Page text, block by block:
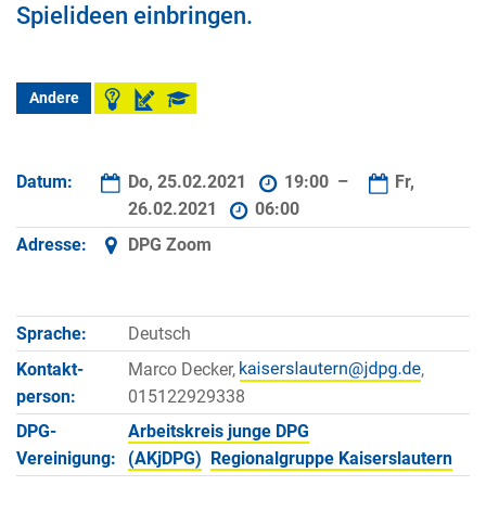
Spielideen einbringen.
Andere
Datum: Do, 25.02.2021 19:00 –
Fr,
26.02.2021
06:00
Adresse:
DPG Zoom
Sprache:
Deutsch
Kontakt­
person:
Marco Decker,
,
015122929338
DPG-
Vereinigung:
Arbeitskreis junge DPG
(AKjDPG) Regionalgruppe Kaiserslautern